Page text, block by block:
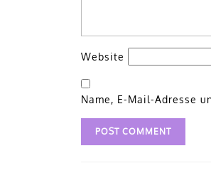
Website
Name, E-Mail-Adresse